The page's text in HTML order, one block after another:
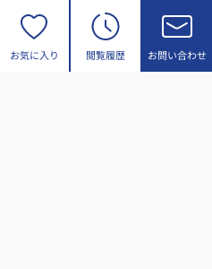
お気に入り 閲覧履歴 お問い合わせ